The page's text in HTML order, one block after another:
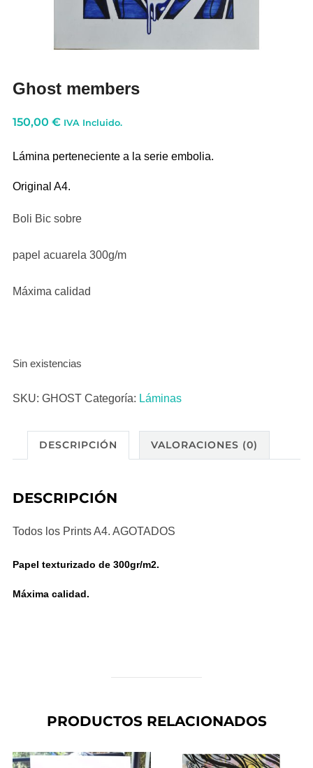
Ghost members
150,00 € IVA Incluido.
Lámina perteneciente a la serie embolia.
Original A4.
Boli Bic sobre
papel acuarela 300g/m
Máxima calidad
Sin existencias
SKU: GHOST Categoría: Láminas
DESCRIPCIÓN VALORACIONES (0)
DESCRIPCIÓN
Todos los Prints A4. AGOTADOS
Papel texturizado de 300gr/m2.
Máxima calidad.
PRODUCTOS RELACIONADOS